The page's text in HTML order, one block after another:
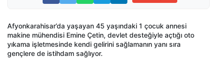
Afyonkarahisar’da yaşayan 45 yaşındaki 1 çocuk annesi
makine mühendisi Emine Çetin, devlet desteğiyle açtığı oto
yıkama işletmesinde kendi gelirini sağlamanın yanı sıra
gençlere de istihdam sağlıyor.